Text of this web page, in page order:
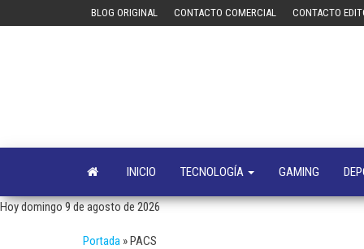
BLOG ORIGINAL CONTACTO COMERCIAL CONTACTO
INICIO TECNOLOGÍA GAMING
Hoy domingo 9 de agosto de 2026
Portada »PACS